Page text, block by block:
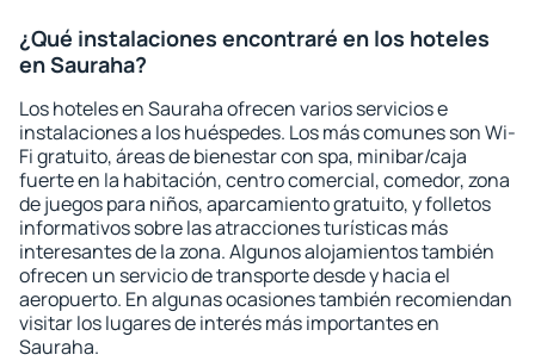
¿Qué instalaciones encontraré en los hoteles
en Sauraha?
Los hoteles en Sauraha ofrecen varios servicios e
instalaciones a los huéspedes. Los más comunes son Wi-
Fi gratuito, áreas de bienestar con spa, minibar/caja
fuerte en la habitación, centro comercial, comedor, zona
de juegos para niños, aparcamiento gratuito, y folletos
informativos sobre las atracciones turísticas más
interesantes de la zona. Algunos alojamientos también
ofrecen un servicio de transporte desde y hacia el
aeropuerto. En algunas ocasiones también recomiendan
visitar los lugares de interés más importantes en
Sauraha.